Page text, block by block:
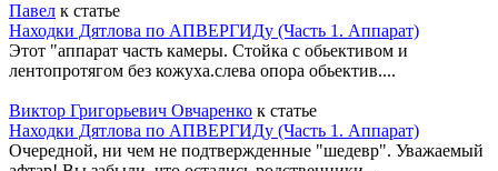
Павел к статье
Находки Дятлова по АПВЕРГИДу (Часть 1. Аппарат)
Этот "аппарат часть камеры. Стойка с обьективом и
лентопротягом без кожуха.слева опора обьектив....
Виктор Григорьевич Овчаренко к статье
Находки Дятлова по АПВЕРГИДу (Часть 1. Аппарат)
Очередной, ни чем не подтвержденные "шедевр". Уважаемый